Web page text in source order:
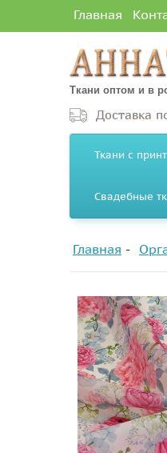
Главная
Ткани оптом и в
Доставка
Ткани с
Свадебные
Главная